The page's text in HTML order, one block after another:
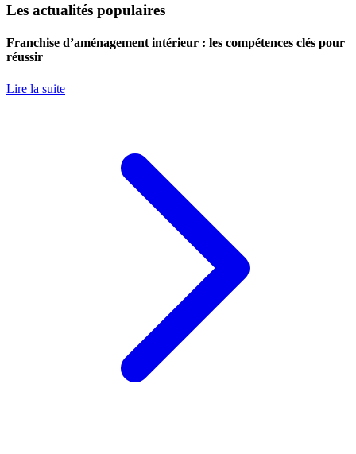
Les actualités populaires
Franchise d’aménagement intérieur : les compétences clés pour
réussir
Lire la suite